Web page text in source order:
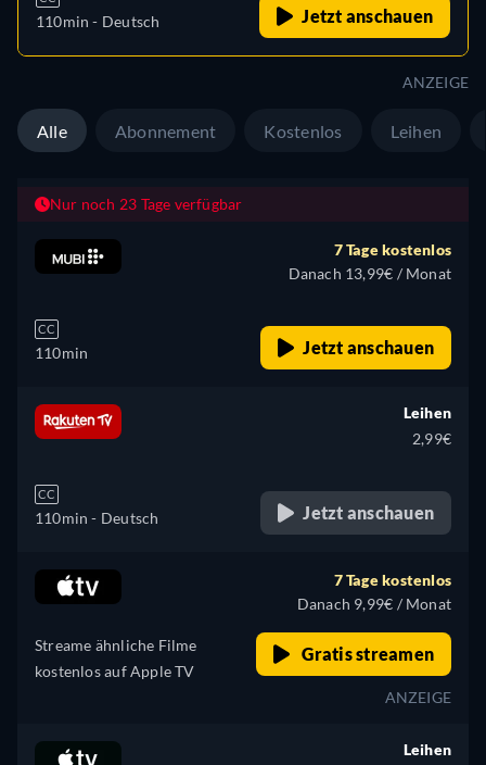
110min - Deutsch Jetzt anschauen
ANZEIGE
Alle Abonnement Kostenlos Leihen
Nur noch 23 Tage verfügbar
CC
110min
7 Tage kostenlos
Danach 13,99€ / Monat
Jetzt anschauen
CC
110min - Deutsch
Leihen
2,99€
Jetzt anschauen
Streame ähnliche Filme
kostenlos auf Apple TV
7 Tage kostenlos
Danach 9,99€ / Monat
Gratis streamen
ANZEIGE
Leihen